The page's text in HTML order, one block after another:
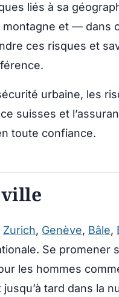
liés à sa
montagne et —
ces risques et
urbaine, les
suisses et
toute confiance.
ville
Zurich, Genève, Bâle,
Se promener
les hommes
tard dans la